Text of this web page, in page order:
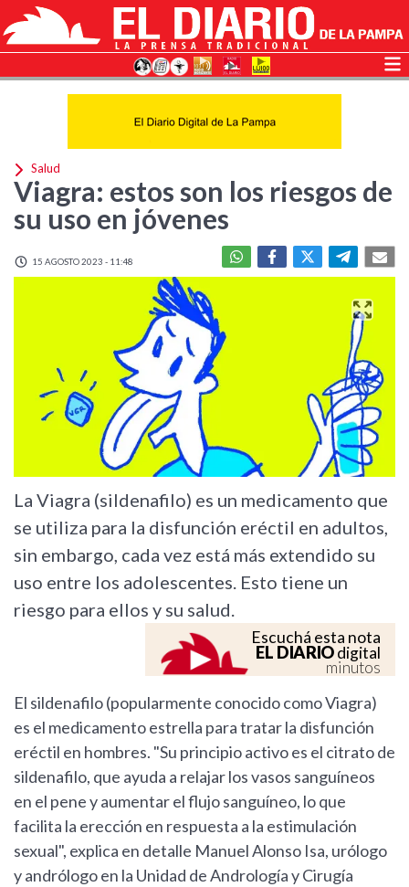
Salud
Viagra: estos son los riesgos de
su uso en jóvenes
15 AGOSTO 2023 - 11:48
La Viagra (sildenafilo) es un medicamento que
se utiliza para la disfunción eréctil en adultos,
sin embargo, cada vez está más extendido su
uso entre los adolescentes. Esto tiene un
riesgo para ellos y su salud.
Escuchá esta nota
EL DIARIOdigital
minutos
El sildenafilo (popularmente conocido como Viagra)
es el medicamento estrella para tratar la disfunción
eréctil en hombres. "Su principio activo es el citrato de
sildenafilo, que ayuda a relajar los vasos sanguíneos
en el pene y aumentar el flujo sanguíneo, lo que
facilita la erección en respuesta a la estimulación
sexual", explica en detalle Manuel Alonso Isa, urólogo
y andrólogo en la Unidad de Andrología y Cirugía